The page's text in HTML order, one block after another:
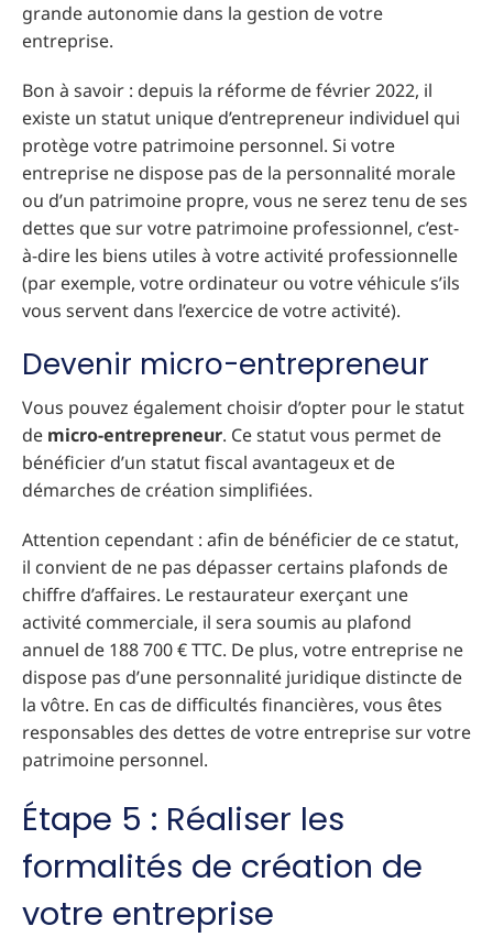
grande autonomie dans la gestion de votre
entreprise.
Bon à savoir : depuis la réforme de février 2022, il
existe un statut unique d’entrepreneur individuel qui
protège votre patrimoine personnel. Si votre
entreprise ne dispose pas de la personnalité morale
ou d’un patrimoine propre, vous ne serez tenu de ses
dettes que sur votre patrimoine professionnel, c’est-
à-dire les biens utiles à votre activité professionnelle
(par exemple, votre ordinateur ou votre véhicule s’ils
vous servent dans l’exercice de votre activité).
Devenir micro-entrepreneur
Vous pouvez également choisir d’opter pour le statut
de micro-entrepreneur. Ce statut vous permet de
bénéficier d’un statut fiscal avantageux et de
démarches de création simplifiées.
Attention cependant : afin de bénéficier de ce statut,
il convient de ne pas dépasser certains plafonds de
chiffre d’affaires. Le restaurateur exerçant une
activité commerciale, il sera soumis au plafond
annuel de 188 700 € TTC. De plus, votre entreprise ne
dispose pas d’une personnalité juridique distincte de
la vôtre. En cas de difficultés financières, vous êtes
responsables des dettes de votre entreprise sur votre
patrimoine personnel.
Étape 5 : Réaliser les
formalités de création de
votre entreprise